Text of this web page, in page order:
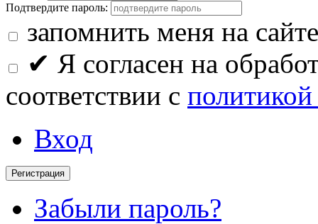
Подтвердите пароль:
запомнить меня на сайте
✔ Я согласен на
соответствии с
Вход
Регистрация
Забыли пароль?